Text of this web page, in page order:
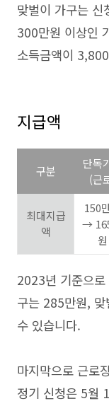
맞벌이 가구는 신
300만원 이상인
소득금액이
지급액
구분
단독
(근
최대지급
액
150
→
원
2023년 기준으
구는 285만원,
수 있습니다.
마지막으로 근로
정기 신청은 5월